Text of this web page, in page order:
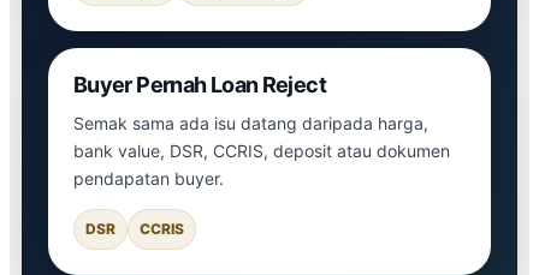
Buyer Pernah Loan Reject
Semak sama ada isu datang daripada harga,
bank value, DSR, CCRIS, deposit atau dokumen
pendapatan buyer.
DSR CCRIS